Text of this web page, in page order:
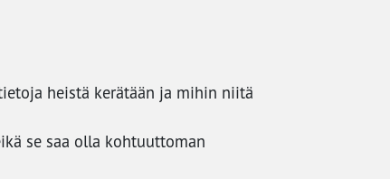
heistä kerätään ja mihin niitä
se saa olla kohtuuttoman